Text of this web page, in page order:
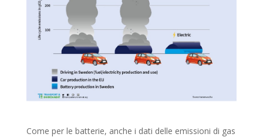
Come per le batterie, anche i dati delle emissioni di gas